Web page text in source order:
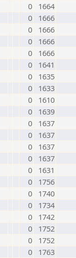
0
1664
0
1666
0
1666
0
1666
0
1666
0
1641
0
1635
0
1633
0
1610
0
1639
0
1637
0
1637
0
1637
0
1637
0
1631
0
1756
0
1740
0
1734
0
1742
0
1752
0
1752
0
1763